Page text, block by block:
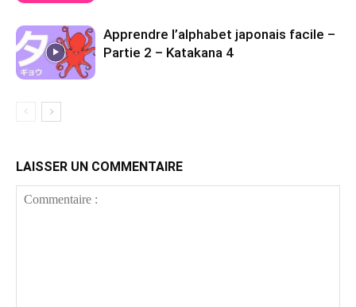
Apprendre l’alphabet japonais facile –
Partie 2 – Katakana 4
LAISSER UN COMMENTAIRE